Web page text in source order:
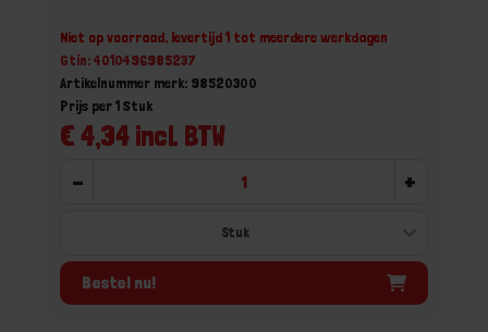
Niet op voorraad, levertijd 1 tot meerdere werkdagen
Gtin: 4010496985237
Artikelnummer merk: 98520300
€ 4,34 incl. BTW
Prijs per 1 Stuk
- +
Bestel nu!